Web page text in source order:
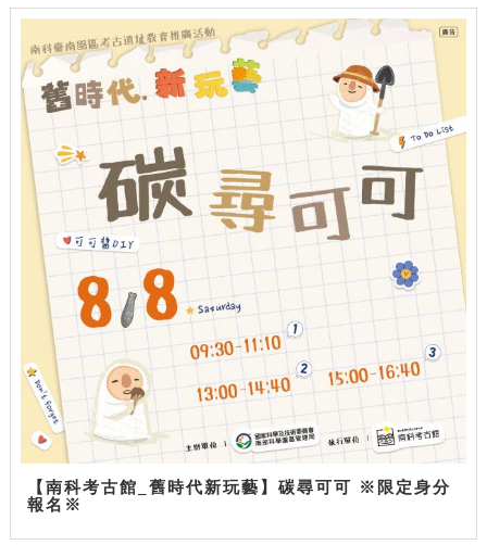
【南科考古館_舊時代新玩藝】碳尋可可 ※限定身分
報名※